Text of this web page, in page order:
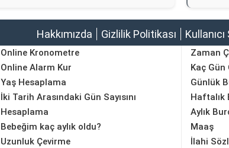
Hakkımızda Gizlilik Politikası
Online Kronometre
Online Alarm Kur
Yaş Hesaplama
İki Tarih Arasındaki Gün Sayısını
Hesaplama
Bebeğim kaç aylık oldu?
Uzunluk Çevirme
Zaman
Kaç Gün
Günlük
Haftalık
Aylık
Maaş
İlahi